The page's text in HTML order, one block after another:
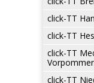
click-TT
click-TT
click-TT
click-TT